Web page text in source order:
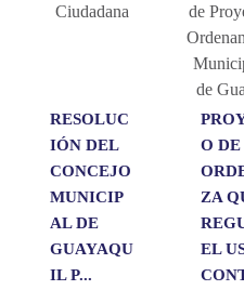
o
t
i
r
RESOLUC
IÓN DEL
CONCEJO
MUNICIP
AL DE
GUAYAQU
IL P...
O DE
ZA
EL